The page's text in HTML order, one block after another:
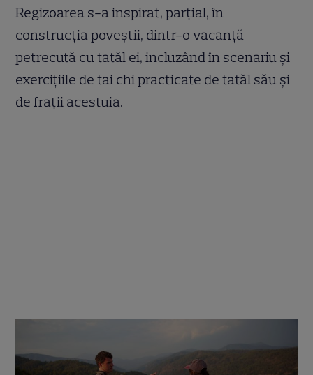
Regizoarea s-a inspirat, parțial, în
construcția poveștii, dintr-o vacanță
petrecută cu tatăl ei, incluzând în scenariu și
exercițiile de tai chi practicate de tatăl său și
de frații acestuia.